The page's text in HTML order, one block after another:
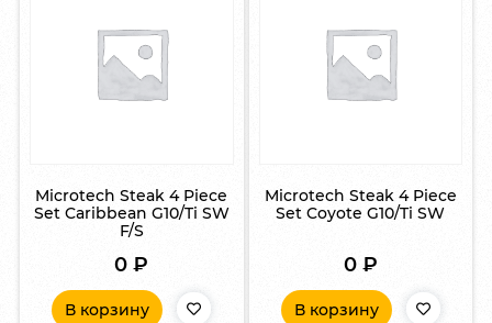
Microtech Steak 4 Piece
Set Caribbean G10/Ti SW
F/S
0₽
В корзину
Microtech Steak 4 Piece
Set Coyote G10/Ti SW
0 ₽
В корзину